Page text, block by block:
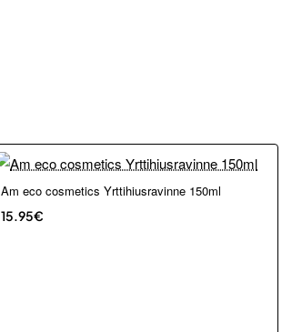
Am eco cosmetics Yrttihiusravinne 150ml
15.95€